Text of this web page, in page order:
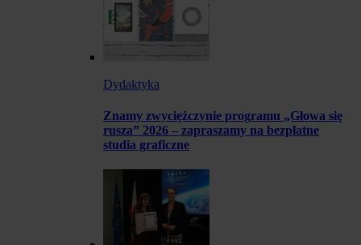
Dydaktyka
Znamy zwyciężczynie programu „Głowa się
rusza” 2026 – zapraszamy na bezpłatne
studia graficzne